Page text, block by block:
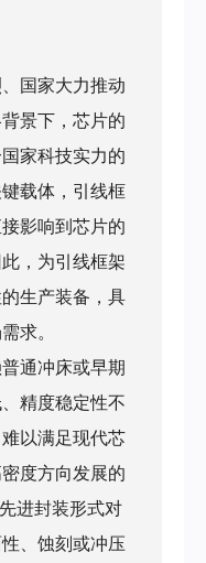
国家大力推动
景下，芯片的
家科技实力的
载体，引线框
影响到芯片的
，为引线框架
生产装备，具
求。
通冲床或早期
精度稳定性不
以满足现代芯
度方向发展的
进封装形式对
、蚀刻或冲压